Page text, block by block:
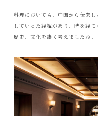
料理においても、中国から伝来
していった経緯があり、時を経
歴史、文化を凄く考えましたね。